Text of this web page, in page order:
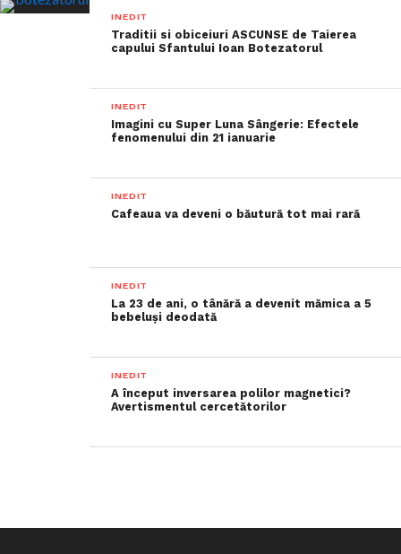
INEDIT
Traditii si obiceiuri ASCUNSE de Taierea
capului Sfantului Ioan Botezatorul
INEDIT
Imagini cu Super Luna Sângerie: Efectele
fenomenului din 21 ianuarie
INEDIT
Cafeaua va deveni o băutură tot mai rară
INEDIT
La 23 de ani, o tânără a devenit mămica a 5
bebeluși deodată
INEDIT
A început inversarea polilor magnetici?
Avertismentul cercetătorilor